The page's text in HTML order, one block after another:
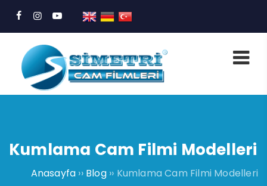
Kumlama Cam Filmi Modelleri
Anasayfa ›› Blog ›› Kumlama Cam Filmi Modelleri